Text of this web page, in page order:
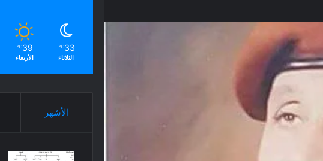
33
℃
الثلاثاء
39
℃
الأربعاء
الأشهر